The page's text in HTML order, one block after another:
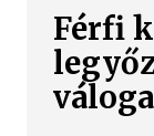
Férfi